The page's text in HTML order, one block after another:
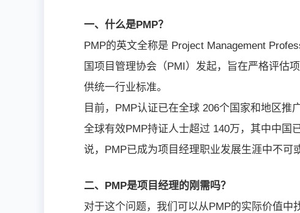
一、什么是PMP？
PMP的英文全称是 Project Management
国项目管理协会（PMI）发起，旨在严格评估
供统一行业标准。
目前，PMP认证已在全球 206个国家和地区推
全球有效PMP持证人士超过 140万，其中中国
说，PMP已成为项目经理职业发展生涯中不可
二、PMP是项目经理的刚需吗？
对于这个问题，我们可以从PMP的实际价值